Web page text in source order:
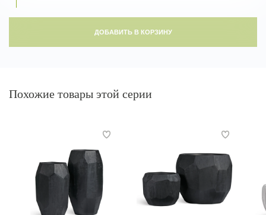
ДОБАВИТЬ В КОРЗИНУ
Похожие товары этой серии